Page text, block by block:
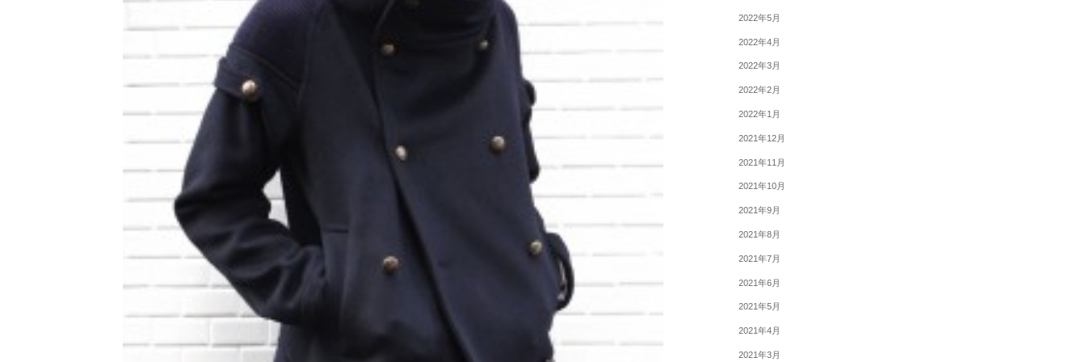
2022年5月
2022年4月
2022年3月
2022年2月
2022年1月
2021年12月
2021年11月
2021年10月
2021年9月
2021年8月
2021年7月
2021年6月
2021年5月
2021年4月
2021年3月